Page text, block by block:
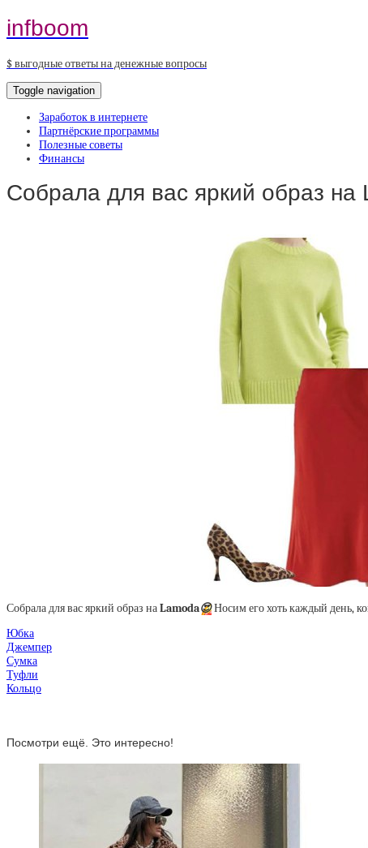
infboom
$ выгодные ответы на денежные вопросы
Toggle navigation
Заработок в интернете
Партнёрские программы
Полезные советы
Финансы
Собрала для вас яркий образ
Собрала для вас яркий образ наLamoda😍Носим его хоть каждый день,
Юбка
Джемпер
Сумка
Туфли
Кольцо
Посмотри ещё. Это интересно!